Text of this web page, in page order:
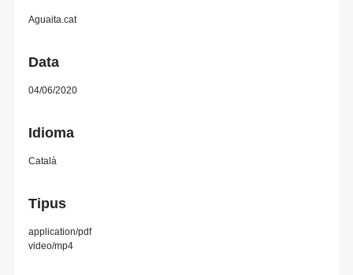
Aguaita.cat
Data
04/06/2020
Idioma
Català
Tipus
application/pdf
video/mp4